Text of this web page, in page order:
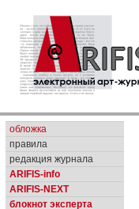
обложка
правила
редакция журнала
ARIFIS-info
ARIFIS-NEXT
блокнот эксперта